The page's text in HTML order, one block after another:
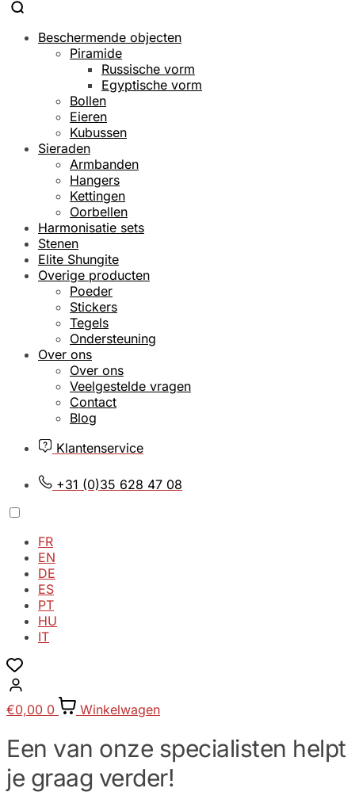
Beschermende objecten
Piramide
Russische vorm
Egyptische vorm
Bollen
Eieren
Kubussen
Sieraden
Armbanden
Hangers
Kettingen
Oorbellen
Harmonisatie sets
Stenen
Elite Shungite
Overige producten
Poeder
Stickers
Tegels
Ondersteuning
Over ons
Over ons
Veelgestelde vragen
Contact
Blog
Klantenservice
+31 (0)35 628 47 08
FR
EN
DE
ES
PT
HU
IT
€0,00 0 Winkelwagen
Een van onze specialisten helpt
je graag verder!